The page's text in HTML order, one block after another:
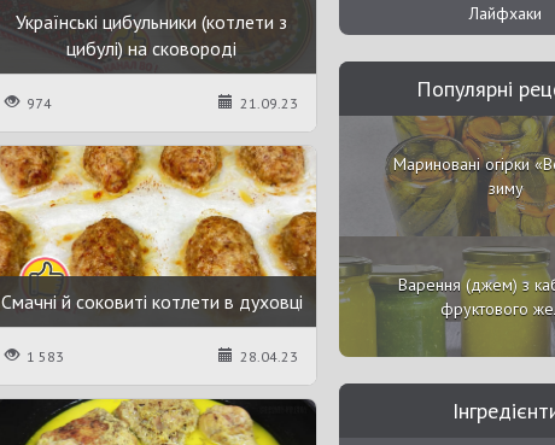
Українські цибульники (котлети з
цибулі) на сковороді
974 21.09.23
Смачні й соковиті котлети в духовці
1 583 28.04.23
Лайфхаки
Популярні
Мариновані огірки
зиму
Варення (джем) з
фруктового